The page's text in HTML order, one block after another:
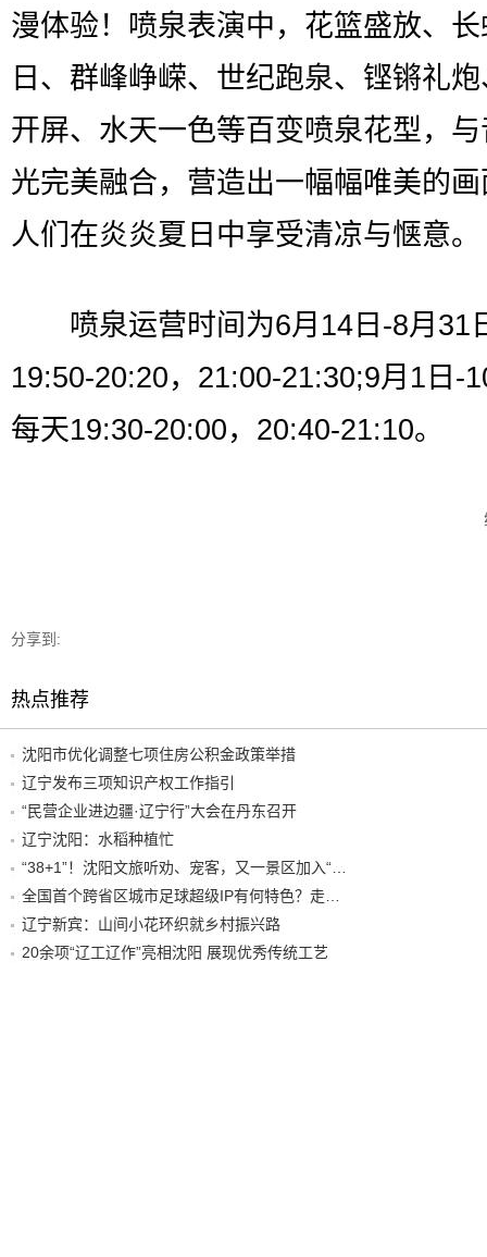
漫体验！喷泉表演中，花篮盛放、
日、群峰峥嵘、世纪跑泉、铿锵礼
开屏、水天一色等百变喷泉花型，
光完美融合，营造出一幅幅唯美的
人们在炎炎夏日中享受清凉与惬意。
喷泉运营时间为6月14日-8月31
19:50-20:20，21:00-21:30;9月1日-
每天19:30-20:00，20:40-21:10。
分享到:
热点推荐
沈阳市优化调整七项住房公积金政策举措
辽宁发布三项知识产权工作指引
“民营企业进边疆·辽宁行”大会在丹东召开
辽宁沈阳：水稻种植忙
辽宁新宾：山间小花环织就乡村振兴路
20余项“辽工辽作”亮相沈阳 展现优秀传统工艺